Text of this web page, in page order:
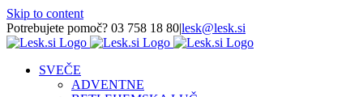
Skip to content
Potrebujete pomoč? 03 758 18 80|lesk@lesk.si
SVEČE
ADVENTNE